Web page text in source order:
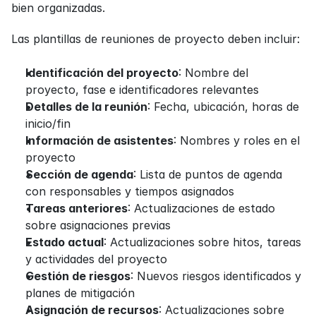
bien organizadas.
Las plantillas de reuniones de proyecto deben incluir:
Identificación del proyecto: Nombre del
proyecto, fase e identificadores relevantes
Detalles de la reunión: Fecha, ubicación, horas de
inicio/fin
Información de asistentes: Nombres y roles en el
proyecto
Sección de agenda: Lista de puntos de agenda
con responsables y tiempos asignados
Tareas anteriores: Actualizaciones de estado
sobre asignaciones previas
Estado actual: Actualizaciones sobre hitos, tareas
y actividades del proyecto
Gestión de riesgos: Nuevos riesgos identificados y
planes de mitigación
Asignación de recursos: Actualizaciones sobre